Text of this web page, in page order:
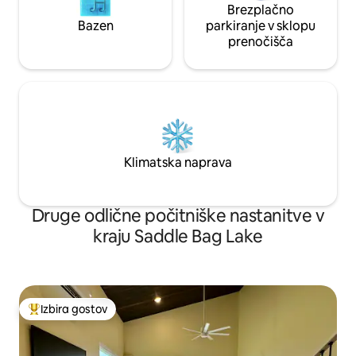
Bazen
Brezplačno
parkiranje v sklopu
prenočišča
Klimatska naprava
Druge odlične počitniške nastanitve v
kraju Saddle Bag Lake
Najbolj priljubljena prenočišča z značko »Izbira gostov«
Izbira gostov